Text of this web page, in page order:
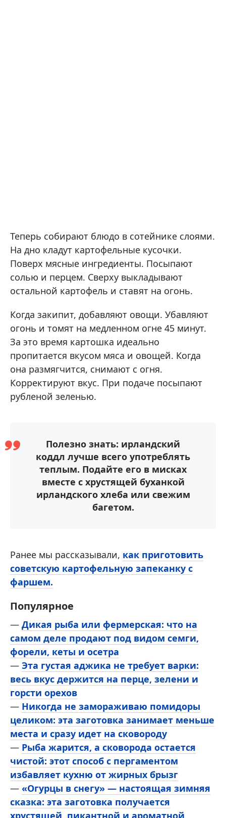
Теперь собирают блюдо в сотейнике слоями.
На дно кладут картофельные кусочки.
Поверх мясные ингредиенты. Посыпают
солью и перцем. Сверху выкладывают
остальной картофель и ставят на огонь.
Когда закипит, добавляют овощи. Убавляют
огонь и томят на медленном огне 45 минут.
За это время картошка идеально
пропитается вкусом мяса и овощей. Когда
она размягчится, снимают с огня.
Корректируют вкус. При подаче посыпают
рубленой зеленью.
Полезно знать: ирландский
коддл лучше всего употреблять
теплым. Подайте его в мисках
вместе с хрустящей буханкой
ирландского хлеба или свежим
багетом.
Ранее мы рассказывали, как приготовить
советскую картофельную запеканку с
фаршем.
Популярное
— Дикая рыба или фермерская: что на
самом деле продают под видом семги,
форели, кеты и осетра
— Эта густая аджика не требует варки:
весь вкус держится на перце, зелени и
горсти орехов
— Никогда не замораживаю помидоры
целиком: эта заготовка занимает меньше
места и сразу идет на сковороду
— Рыба жарится, а сковорода остается
чистой: этот способ с пергаментом
избавляет кухню от жирных брызг
— «Огурцы в снегу» — настоящая зимняя
сказка: эта заготовка получается
хрустящей, пикантной и ароматной